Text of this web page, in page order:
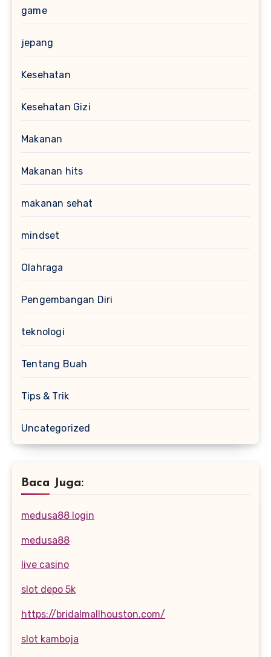
game
jepang
Kesehatan
Kesehatan Gizi
Makanan
Makanan hits
makanan sehat
mindset
Olahraga
Pengembangan Diri
teknologi
Tentang Buah
Tips & Trik
Uncategorized
Baca Juga:
medusa88 login
medusa88
live casino
slot depo 5k
https://bridalmallhouston.com/
slot kamboja